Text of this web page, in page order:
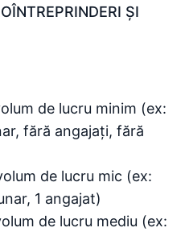
ȘI
de lucru minim (ex:
fără angajați, fără
de lucru mic (ex:
1 angajat)
de lucru mediu (ex: